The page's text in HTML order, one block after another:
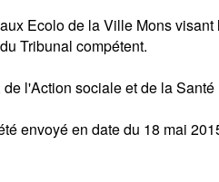
Ecolo de la Ville Mons
Tribunal compétent.
l'Action sociale et de la Santé
envoyé en date du 18 mai